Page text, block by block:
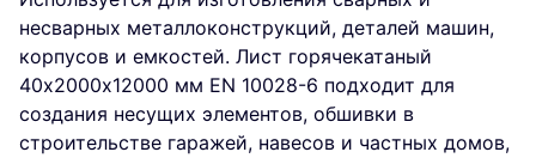
несварных металлоконструкций, деталей машин,
корпусов и емкостей. Лист горячекатаный
40х2000х12000 мм EN 10028-6 подходит для
создания несущих элементов, обшивки в
строительстве гаражей, навесов и частных домов,